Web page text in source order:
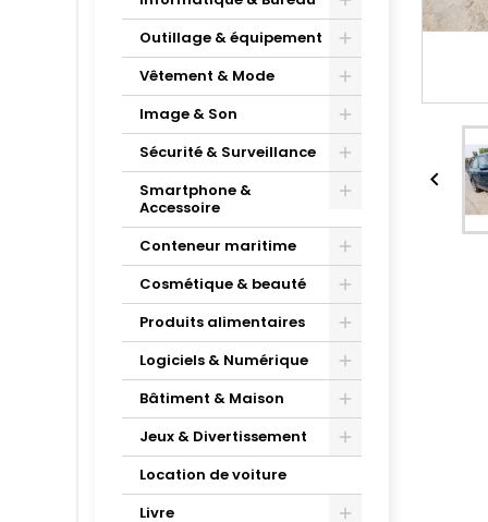
Outillage & équipement
Vêtement & Mode
Image & Son
Sécurité & Surveillance
Smartphone &
Accessoire
Conteneur maritime
Cosmétique & beauté
Produits alimentaires
Logiciels & Numérique
Bâtiment & Maison
Jeux & Divertissement
Location de voiture
Livre
